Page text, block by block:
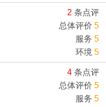
2 条点评
总体评价 5
服务 5
环境 5
4 条点评
总体评价 5
服务 5